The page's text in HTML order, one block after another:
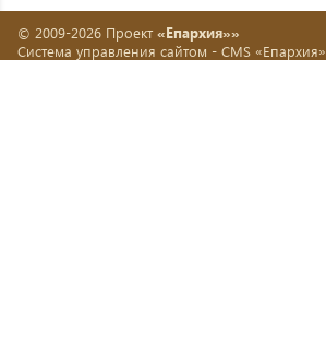
© 2009-2026 Проект «Епархия»»
Система управления сайтом - CMS «Епархия»